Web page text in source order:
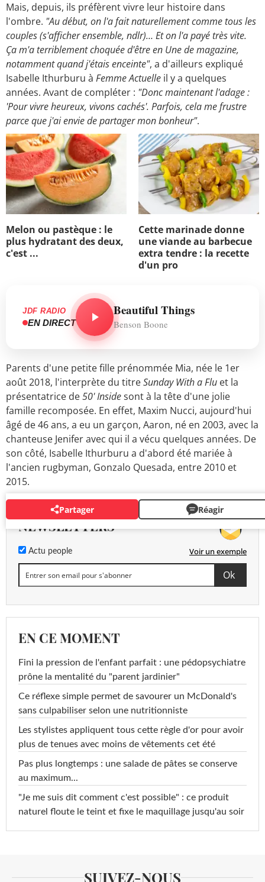
Mais, depuis, ils préfèrent vivre leur histoire dans
l'ombre. "Au début, on l'a fait naturellement comme tous les
couples (s'afficher ensemble, ndlr)… Et on l'a payé très vite.
Ça m'a terriblement choquée d'être en Une de magazine,
notamment quand j'étais enceinte", a d'ailleurs expliqué
Isabelle Ithurburu à Femme Actuelle il y a quelques
années. Avant de compléter : "Donc maintenant l'adage :
'Pour vivre heureux, vivons cachés'. Parfois, cela me frustre
parce que j'ai envie de partager mon bonheur".
Melon ou pastèque : le
plus hydratant des deux,
c'est ...
Cette marinade donne
une viande au barbecue
extra tendre : la recette
d'un pro
JDF RADIO
EN DIRECT
Beautiful Things
Benson Boone
Parents d'une petite fille prénommée Mia, née le 1er
août 2018, l'interprète du titreSunday With a Flu et la
présentatrice de50' Insidesont à la tête d'une jolie
famille recomposée. En effet, Maxim Nucci, aujourd'hui
âgé de 46 ans, a eu un garçon, Aaron, né en 2003, avec la
chanteuse Jenifer avec qui il a vécu quelques années. De
son côté, Isabelle Ithurburu a d'abord été mariée à
l'ancien rugbyman, Gonzalo Quesada, entre 2010 et
2015.
Partager Réagir
NEWSLETTERS
Actu people Voir un exemple
EN CE MOMENT
Fini la pression de l'enfant parfait : une pédopsychiatre
prône la mentalité du "parent jardinier"
Ce réflexe simple permet de savourer un McDonald's
sans culpabiliser selon une nutritionniste
Les stylistes appliquent tous cette règle d'or pour avoir
plus de tenues avec moins de vêtements cet été
Pas plus longtemps : une salade de pâtes se conserve
au maximum...
"Je me suis dit comment c'est possible" : ce produit
naturel floute le teint et fixe le maquillage jusqu'au soir
SUIVEZ-NOUS